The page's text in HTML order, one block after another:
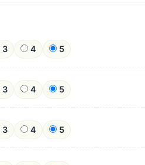
3 4 5
3 4 5
3 4 5